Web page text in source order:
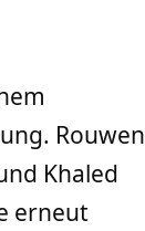
Rouwen
Khaled
erneut